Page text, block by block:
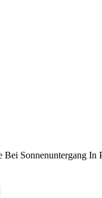
Sonnenuntergang In